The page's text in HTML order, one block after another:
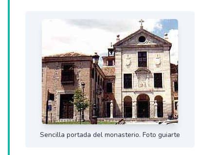
Sencilla portada del monasterio. Foto guiarte